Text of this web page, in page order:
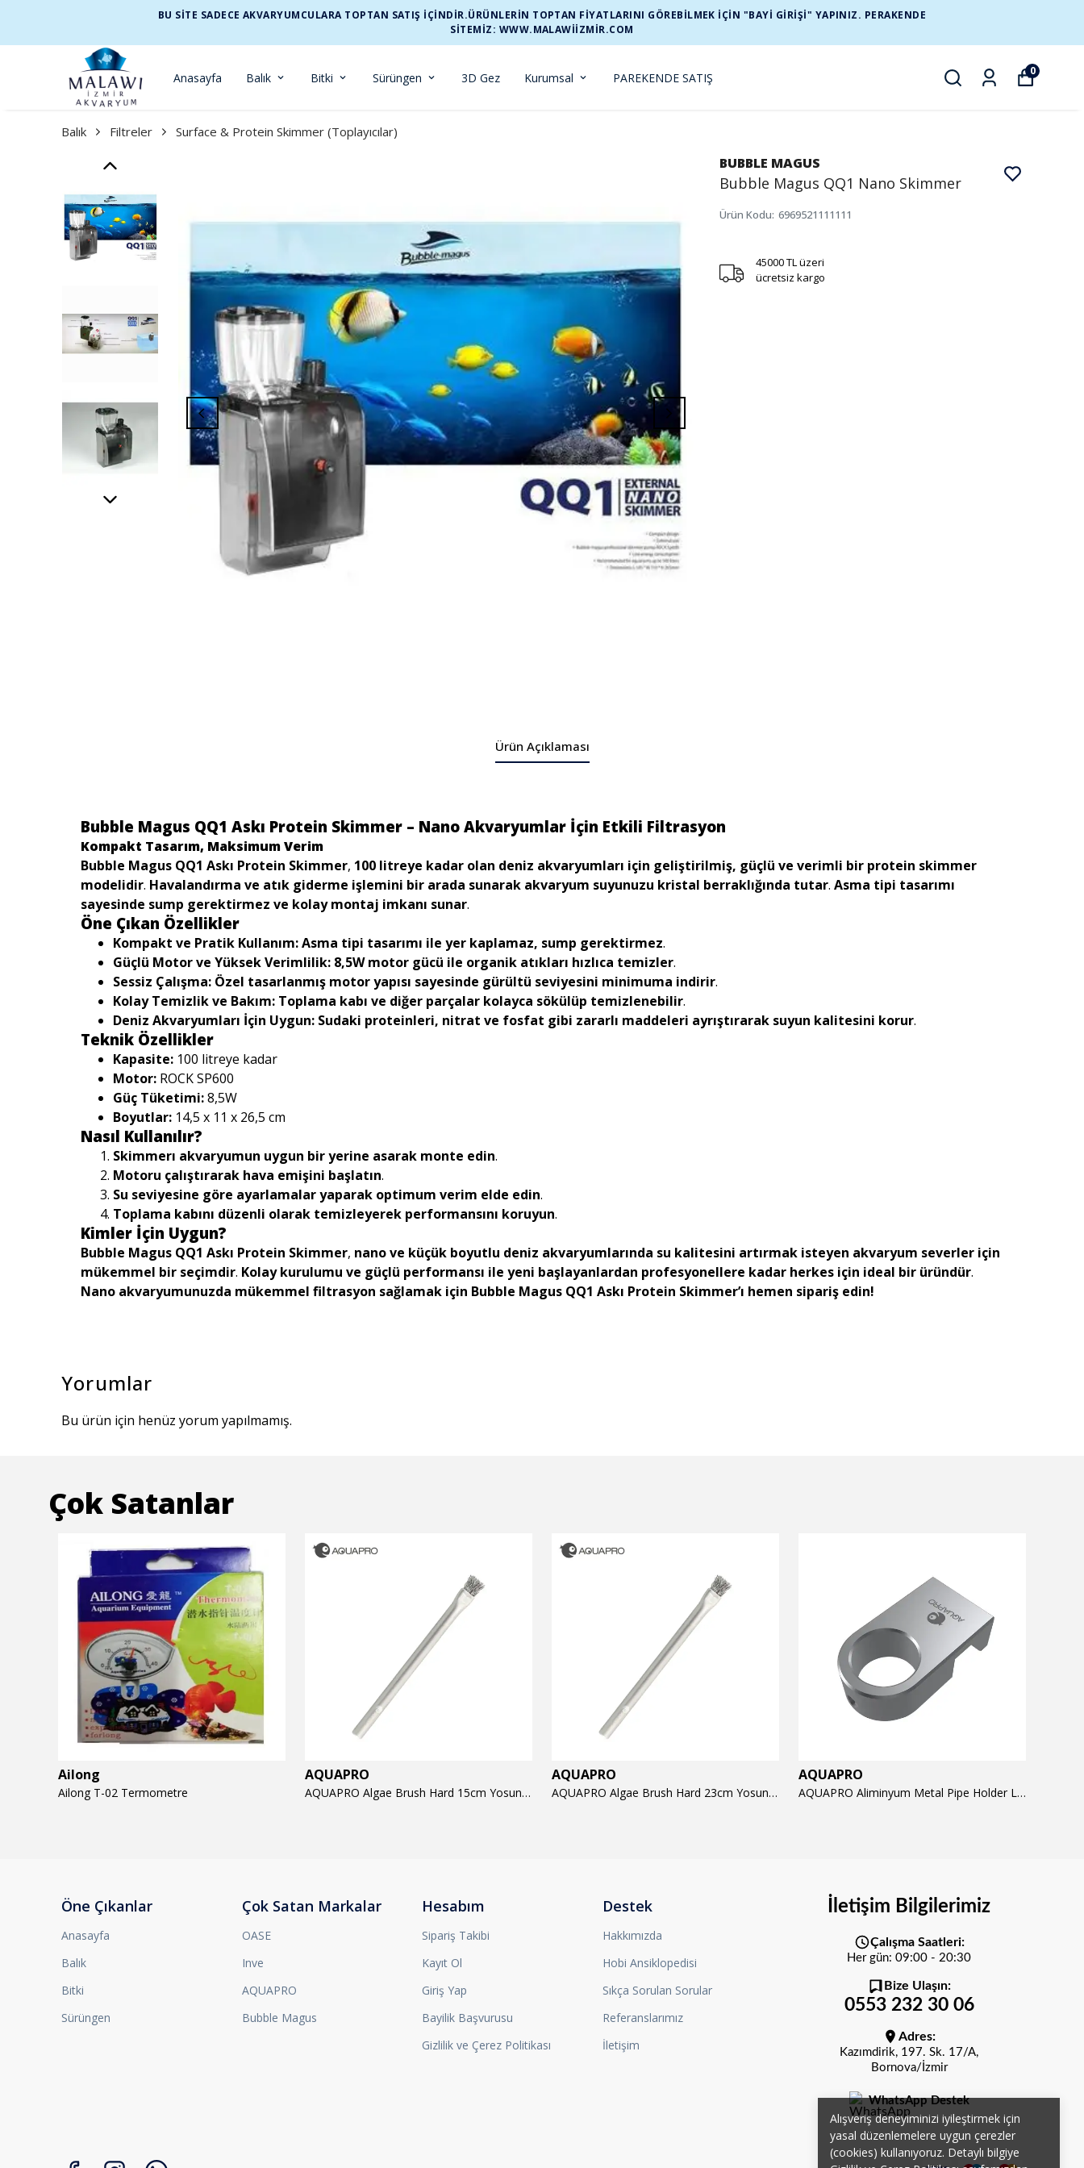
BU SİTE SADECE AKVARYUMCULARA TOPTAN SATIŞ İÇİNDİR.ÜRÜNLERİN TOPTAN FİYATLARINI GÖREBİLMEK İÇİN "BAYİ GİRİŞİ" YAPINIZ. PERAKENDE
SİTEMİZ: WWW.MALAWIIZMIR.COM
Anasayfa Balık Bitki Sürüngen 3D Gez Kurumsal PAREKENDE SATIŞ 0
Alışveriş deneyiminizi iyileştirmek için
yasal düzenlemelere uygun çerezler
(cookies) kullanıyoruz. Detaylı bilgiye
Balık Filtreler Surface & Protein Skimmer (Toplayıcılar)
BUBBLE MAGUS
Bubble Magus QQ1 Nano Skimmer
Ürün Kodu: 6969521111111
45000 TL üzeri
ücretsiz kargo
Ürün Açıklaması
Bubble Magus QQ1 Askı Protein Skimmer – Nano Akvaryumlar İçin Etkili Filtrasyon
Kompakt Tasarım, Maksimum Verim
Bubble Magus QQ1 Askı Protein Skimmer, 100 litreye kadar olan deniz akvaryumları için geliştirilmiş, güçlü ve verimli bir protein skimmer
modelidir. Havalandırma ve atık giderme işlemini bir arada sunarak akvaryum suyunuzu kristal berraklığında tutar. Asma tipi tasarımı
sayesinde sump gerektirmez ve kolay montaj imkanı sunar.
Öne Çıkan Özellikler
Kompakt ve Pratik Kullanım:Asma tipi tasarımı ile yer kaplamaz, sump gerektirmez.
Güçlü Motor ve Yüksek Verimlilik: 8,5W motor gücü ile organik atıkları hızlıca temizler.
Sessiz Çalışma: Özel tasarlanmış motor yapısı sayesinde gürültü seviyesini minimuma indirir.
Kolay Temizlik ve Bakım: Toplama kabı ve diğer parçalar kolayca sökülüp temizlenebilir.
Deniz Akvaryumları İçin Uygun: Sudaki proteinleri, nitrat ve fosfat gibi zararlı maddeleri ayrıştırarak suyun kalitesini korur.
Teknik Özellikler
Kapasite: 100 litreye kadar
Motor: ROCK SP600
Güç Tüketimi:8,5W
Boyutlar: 14,5 x 11 x 26,5 cm
Nasıl Kullanılır?
Skimmerı akvaryumun uygun bir yerine asarak monte edin.
Motoru çalıştırarak hava emişini başlatın.
Su seviyesine göre ayarlamalar yaparak optimum verim elde edin.
Toplama kabını düzenli olarak temizleyerek performansını koruyun.
Kimler İçin Uygun?
Bubble Magus QQ1 Askı Protein Skimmer, nano ve küçük boyutlu deniz akvaryumlarında su kalitesini artırmak isteyen akvaryum severler için
mükemmel bir seçimdir. Kolay kurulumu ve güçlü performansı ile yeni başlayanlardan profesyonellere kadar herkes için ideal bir üründür.
Nano akvaryumunuzda mükemmel filtrasyon sağlamak için Bubble Magus QQ1 Askı Protein Skimmer’ı hemen sipariş edin!
Yorumlar
Bu ürün için henüz yorum yapılmamış.
Çok Satanlar
Ailong
Ailong T-02 Termometre
AQUAPRO
AQUAPRO Algae Brush Hard 15cm Yosun Temizlik Fırçası
AQUAPRO
AQUAPRO Algae Brush Hard 23cm Yosun Temizlik Fırçası
AQUAPRO
AQUAPRO Aliminyum Metal Pipe Holder L Tutucu (16/22mm)
Öne Çıkanlar
Anasayfa
Balık
Bitki
Sürüngen
Çok Satan Markalar
OASE
Inve
AQUAPRO
Bubble Magus
Hesabım
Sipariş Takibi
Kayıt Ol
Giriş Yap
Bayilik Başvurusu
Gizlilik ve Çerez Politikası
Destek
Hakkımızda
Hobi Ansiklopedisi
Sıkça Sorulan Sorular
Referanslarımız
İletişim
İletişim Bilgilerimiz
Çalışma Saatleri:
Her gün: 09:00 - 20:30
Bize Ulaşın:
0553 232 30 06
Adres:
Kazımdirik, 197. Sk. 17/A,
Bornova/İzmir
WhatsApp Destek